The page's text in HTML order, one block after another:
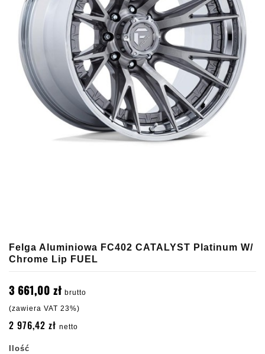
Felga Aluminiowa FC402 CATALYST Platinum W/
Chrome Lip FUEL
3 661,00 zł brutto
(zawiera VAT 23%)
2 976,42 zł netto
Ilość